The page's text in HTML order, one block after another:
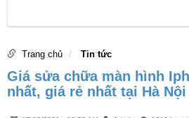
Trang chủ Tin tức
Giá sửa chữa màn hình
nhất, giá rẻ nhất tại Hà Nội